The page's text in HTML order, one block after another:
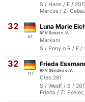
S / Hann / F /
Marcus / Z:
32
84
Luna Marie
RFV Roxel e.V.
Markani
S / Pony o.R / F /
32
131
Frieda
RFV Senden e.V.
Cleo 281
S / Westf / B /
Frieda / Z: